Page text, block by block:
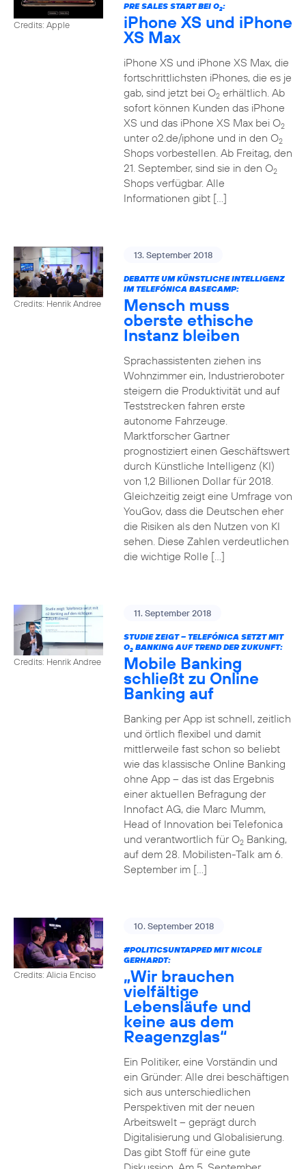
Credits: Apple
PRE SALES START BEI O2:
iPhone XS und iPhone
XS Max
iPhone XS und iPhone XS Max, die
fortschrittlichsten iPhones, die es je
gab, sind jetzt bei O2erhältlich. Ab
sofort können Kunden das iPhone
XS und das iPhone XS Max bei O2
unter o2.de/iphone und in den O2
Shops vorbestellen. Ab Freitag, den
21. September, sind sie in den O2
Shops verfügbar. Alle
Informationen gibt […]
Credits: Henrik Andree
13. September 2018
DEBATTE UM KÜNSTLICHE INTELLIGENZ
IM TELEFÓNICA BASECAMP:
Mensch muss
oberste ethische
Instanz bleiben
Sprachassistenten ziehen ins
Wohnzimmer ein, Industrieroboter
steigern die Produktivität und auf
Teststrecken fahren erste
autonome Fahrzeuge.
Marktforscher Gartner
prognostiziert einen Geschäftswert
durch Künstliche Intelligenz (KI)
von 1,2 Billionen Dollar für 2018.
Gleichzeitig zeigt eine Umfrage von
YouGov, dass die Deutschen eher
die Risiken als den Nutzen von KI
sehen. Diese Zahlen verdeutlichen
die wichtige Rolle […]
Credits: Henrik Andree
11. September 2018
STUDIE ZEIGT – TELEFÓNICA SETZT MIT
O2BANKING AUF TREND DER ZUKUNFT:
Mobile Banking
schließt zu Online
Banking auf
Banking per App ist schnell, zeitlich
und örtlich flexibel und damit
mittlerweile fast schon so beliebt
wie das klassische Online Banking
ohne App – das ist das Ergebnis
einer aktuellen Befragung der
Innofact AG, die Marc Mumm,
Head of Innovation bei Telefonica
und verantwortlich für O2Banking,
auf dem 28. Mobilisten-Talk am 6.
September im […]
Credits: Alicia Enciso
10. September 2018
#POLITICSUNTAPPEDMIT NICOLE
GERHARDT:
„Wir brauchen
vielfältige
Lebensläufe und
keine aus dem
Reagenzglas“
Ein Politiker, eine Vorständin und
ein Gründer: Alle drei beschäftigen
sich aus unterschiedlichen
Perspektiven mit der neuen
Arbeitswelt – geprägt durch
Digitalisierung und Globalisierung.
Das gibt Stoff für eine gute